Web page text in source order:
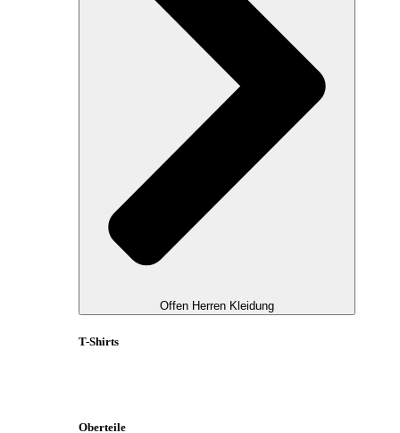
Offen Herren Kleidung
T-Shirts
Oberteile